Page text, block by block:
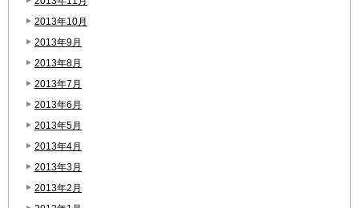
2013年10月
2013年9月
2013年8月
2013年7月
2013年6月
2013年5月
2013年4月
2013年3月
2013年2月